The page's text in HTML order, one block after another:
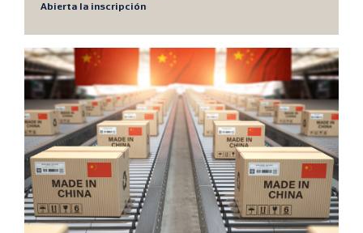
Abierta la inscripción